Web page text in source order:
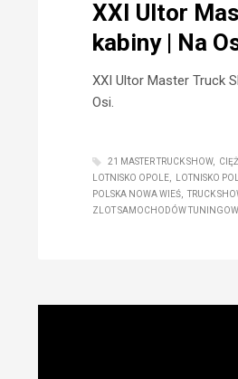
XXI Ultor
kabiny | Na
XXI Ultor Master Truck
Osi.
21 MASTER TRUCK SHOW
LOTNISKO OPOLE
LOTNISKO
POLSKA NOWA WIEŚ
TRUCK
ZLOT SAMOCHODÓW